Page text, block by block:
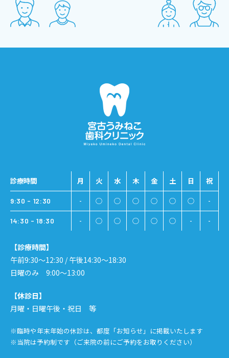
ありません。ただし、業務によっては外部の業者に委託
する場合があるため、当院は、患者様および就職志願を
ない義務を課した上で、当該業務の遂行上必要と思われ
場合に、患者様および就職志願をされる方の個人情報を
開示することがあります。
個人情報の安全対策
当院は、個人情報の正確性及び安全性確保のために、セ
合には、ご本人であることを確認の上、対応させていた
だきます。 法令、規範の遵守と見直し当院は、保有す
る個人情報に関して適用される日本の法令、その他規範
を遵守するとともに、本ポリシーの内容を適宜見直し、
その改善に努めます。
​アクセスログについて
当院では、アクセス情報をアクセスログとして記録して
IPアドレス、日時等が含まれますが、個人を特定できる
情報を含むものではありません。アクセスログは当ウェ
ブサイトの管理や利用状況に関する分析のために利用し
ます。
診療時間 月 火 水 木 金 土 日 祝
9:30 - 12:30 - ○ ○ ○ ○ ○ ○ -
14:30 - 18:30 - ○ ○ ○ ○ ○ - -
【診療時間】
午前9:30〜12:30 / 午後14:30〜18:30
日曜のみ 9:00〜13:00
【休診日】
月曜・日曜午後・祝日 等
※臨時や年末年始の休診は、都度「お知らせ」に掲載いたします
※当院は予約制です（ご来院の前にご予約をお取りください）